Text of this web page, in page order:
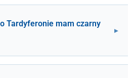
Tardyferonie mam czarny